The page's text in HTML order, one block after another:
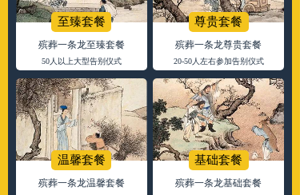
至臻套餐
殡葬一条龙至臻套餐
50人以上大型告别仪式
尊贵套餐
殡葬一条龙尊贵套餐
20-50人左右参加告别仪式
温馨套餐
殡葬一条龙温馨套餐
基础套餐
殡葬一条龙基础套餐